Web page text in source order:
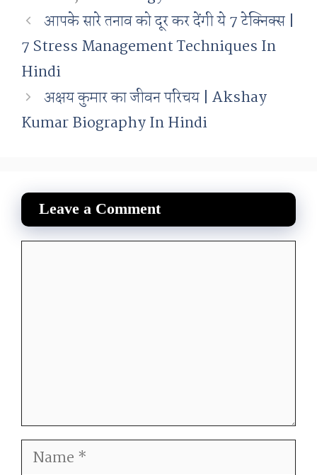
आपके सारे तनाव को दूर कर देंगी ये 7 टेक्निक्स |
7 Stress Management Techniques In
Hindi
अक्षय कुमार का जीवन परिचय | Akshay
Kumar Biography In Hindi
Leave a Comment
Name